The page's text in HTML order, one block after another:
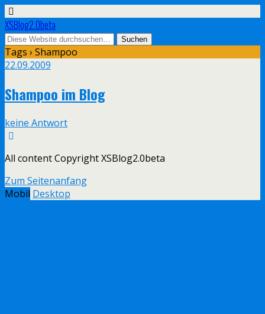
XSBlog2.0beta
Tags › Shampoo
22.09.2009
Shampoo im Blog
keine Antwort
All content Copyright XSBlog2.0beta
Zum Seitenanfang
Mobil Desktop